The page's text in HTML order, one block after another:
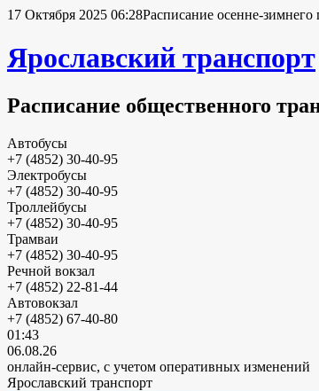
17 Октября 2025 06:28Расписание осенне-зимнего
Ярославский транспорт
Расписание общественного
Автобусы
+7 (4852) 30-40-95
Электробусы
+7 (4852) 30-40-95
Троллейбусы
+7 (4852) 30-40-95
Трамваи
+7 (4852) 30-40-95
Речной вокзал
+7 (4852) 22-81-44
Автовокзал
+7 (4852) 67-40-80
01:43
06.08.26
онлайн-сервис, с учетом оперативных изменений
Ярославский транспорт